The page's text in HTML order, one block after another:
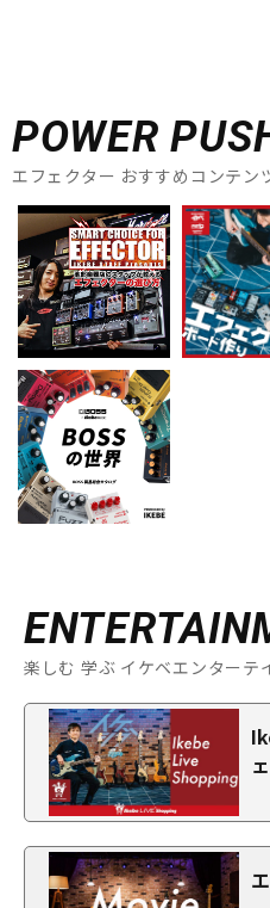
POWER
エフェクター おすすめコンテン
楽しむ 学ぶ イケベエンターテ